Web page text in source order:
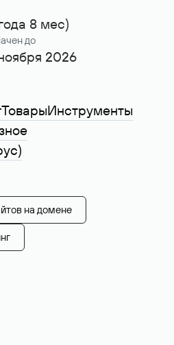
8 мес)
до
2026
ТоварыИнструменты
на домене